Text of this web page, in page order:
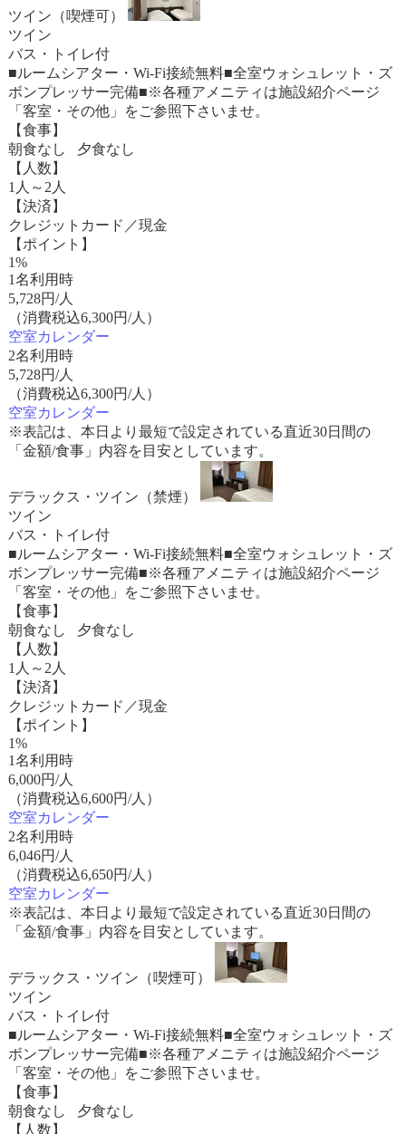
ツイン（喫煙可）
ツイン
バス・トイレ付
■ルームシアター・Wi-Fi接続無料■全室ウォシュレット・ズ
ボンプレッサー完備■※各種アメニティは施設紹介ページ
「客室・その他」をご参照下さいませ。
【食事】
朝食なし 夕食なし
【人数】
1人～2人
【決済】
クレジットカード／現金
【ポイント】
1%
1名利用時
5,728円/人
（消費税込6,300円/人）
空室カレンダー
2名利用時
5,728円/人
（消費税込6,300円/人）
空室カレンダー
※表記は、本日より最短で設定されている直近30日間の
「金額/食事」内容を目安としています。
デラックス・ツイン（禁煙）
ツイン
バス・トイレ付
■ルームシアター・Wi-Fi接続無料■全室ウォシュレット・ズ
ボンプレッサー完備■※各種アメニティは施設紹介ページ
「客室・その他」をご参照下さいませ。
【食事】
朝食なし 夕食なし
【人数】
1人～2人
【決済】
クレジットカード／現金
【ポイント】
1%
1名利用時
6,000円/人
（消費税込6,600円/人）
空室カレンダー
2名利用時
6,046円/人
（消費税込6,650円/人）
空室カレンダー
※表記は、本日より最短で設定されている直近30日間の
「金額/食事」内容を目安としています。
デラックス・ツイン（喫煙可）
ツイン
バス・トイレ付
■ルームシアター・Wi-Fi接続無料■全室ウォシュレット・ズ
ボンプレッサー完備■※各種アメニティは施設紹介ページ
「客室・その他」をご参照下さいませ。
【食事】
朝食なし 夕食なし
【人数】